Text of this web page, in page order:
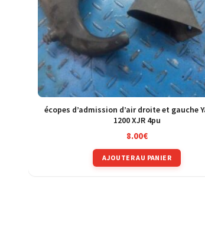
écopes d’admission d’air droite et gauche
1200 XJR 4pu
8.00€
AJOUTER AU PANIER